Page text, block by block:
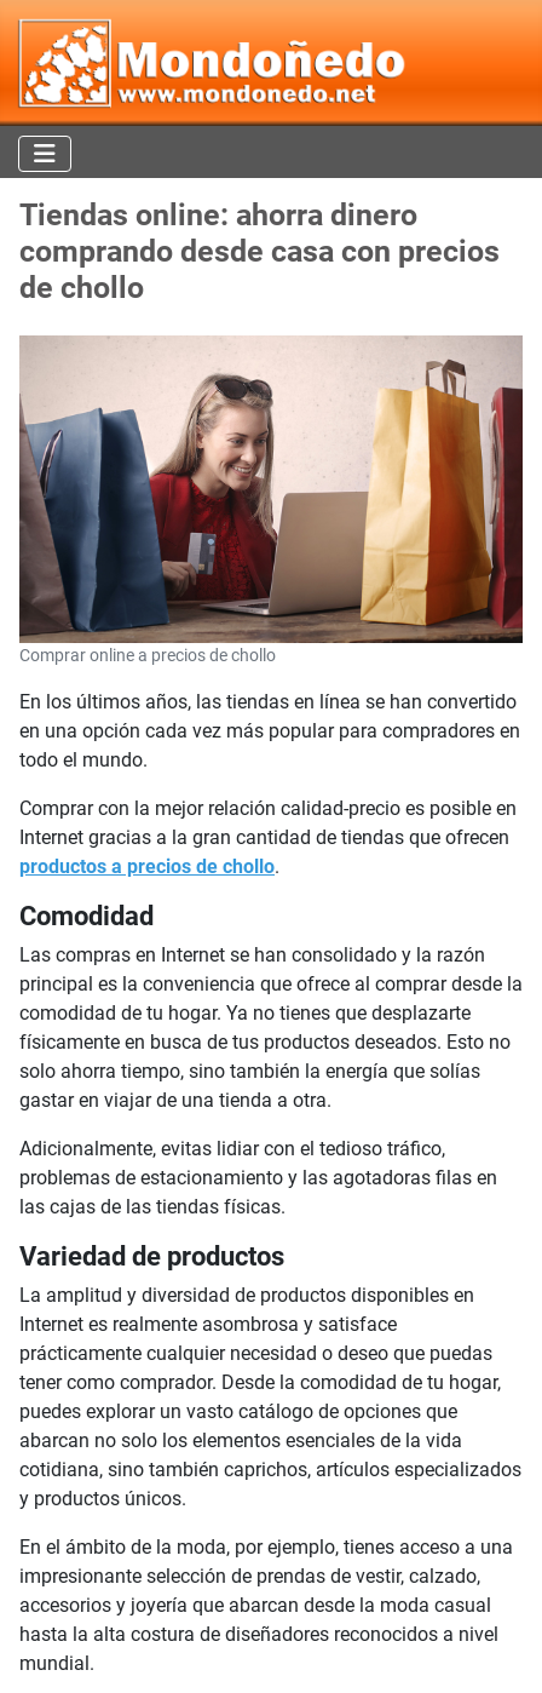
Tiendas online: ahorra dinero
comprando desde casa con precios
de chollo
Comprar online a precios de chollo
En los últimos años, las tiendas en línea se han convertido
en una opción cada vez más popular para compradores en
todo el mundo.
Comprar con la mejor relación calidad-precio es posible en
Internet gracias a la gran cantidad de tiendas que ofrecen
productos a precios de chollo.
Comodidad
Las compras en Internet se han consolidado y la razón
principal es la conveniencia que ofrece al comprar desde la
comodidad de tu hogar. Ya no tienes que desplazarte
físicamente en busca de tus productos deseados. Esto no
solo ahorra tiempo, sino también la energía que solías
gastar en viajar de una tienda a otra.
Adicionalmente, evitas lidiar con el tedioso tráfico,
problemas de estacionamiento y las agotadoras filas en
las cajas de las tiendas físicas.
Variedad de productos
La amplitud y diversidad de productos disponibles en
Internet es realmente asombrosa y satisface
prácticamente cualquier necesidad o deseo que puedas
tener como comprador. Desde la comodidad de tu hogar,
puedes explorar un vasto catálogo de opciones que
abarcan no solo los elementos esenciales de la vida
cotidiana, sino también caprichos, artículos especializados
y productos únicos.
En el ámbito de la moda, por ejemplo, tienes acceso a una
impresionante selección de prendas de vestir, calzado,
accesorios y joyería que abarcan desde la moda casual
hasta la alta costura de diseñadores reconocidos a nivel
mundial.